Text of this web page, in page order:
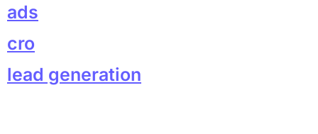
ads
cro
lead generation